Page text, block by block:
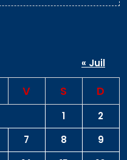
V S D
1
2
7 8
9
« Juil